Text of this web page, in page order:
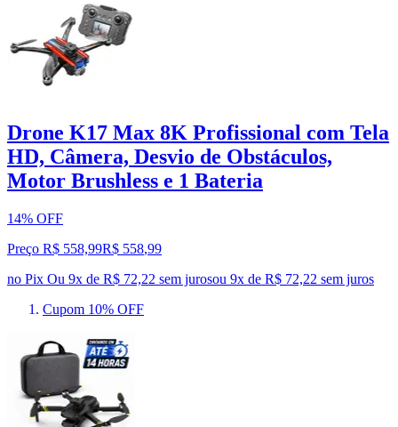
Drone K17 Max 8K Profissional com Tela
HD, Câmera, Desvio de Obstáculos,
Motor Brushless e 1 Bateria
14% OFF
Preço R$ 558,99R$ 558,99
no Pix Ou 9x de R$ 72,22 sem jurosou 9x de R$ 72,22 sem juros
Cupom 10% OFF